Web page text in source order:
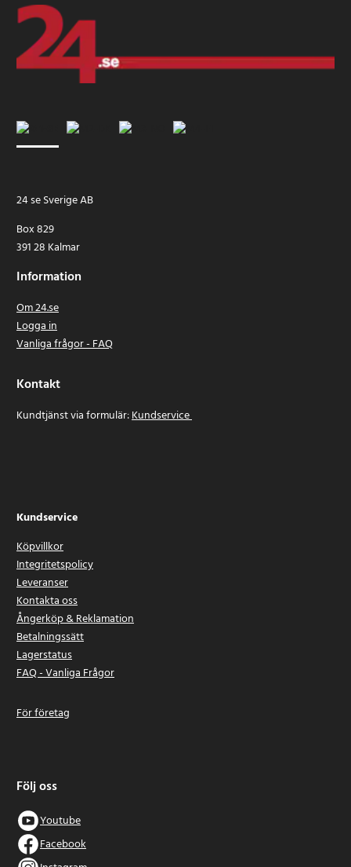
24 se Sverige AB
Box 829
391 28 Kalmar
Information
Om 24.se
Logga in
Vanliga frågor - FAQ
Kontakt
Kundtjänst via formulär:Kundservice
Kundservice
Köpvillkor
Integritetspolicy
Leveranser
Kontakta oss
Ångerköp & Reklamation
Betalningssätt
Lagerstatus
FAQ - Vanliga Frågor
För företag
Följ oss
Youtube
Facebook